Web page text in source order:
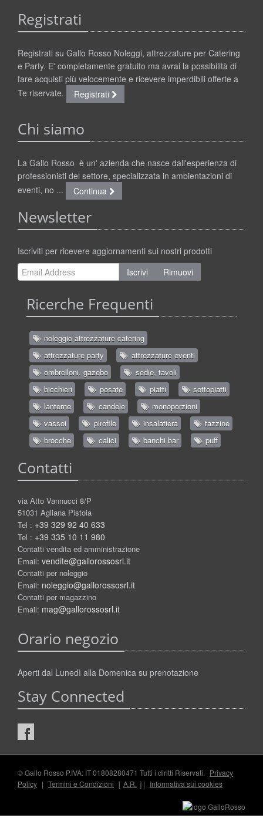
Registrati
Registrati su Gallo Rosso Noleggi, attrezzature per Catering
e Party. E' completamente gratuito ma avrai la possibilità di
fare acquisti più velocemente e ricevere imperdibili offerte a
Te riservate.
Registrati
Chi siamo
La Gallo Rosso è un' azienda che nasce dall'esperienza di
professionisti del settore, specializzata in ambientazioni di
eventi, no ...
Continua
Newsletter
Iscriviti per ricevere aggiornamenti sui nostri prodotti
Iscrivi
Rimuovi
Ricerche Frequenti
noleggio attrezzature catering
attrezzature party
attrezzature eventi
ombrelloni, gazebo
sedie, tavoli
bicchieri
posate piatti
sottopiatti
lanterne
candele
monoporzioni
vassoi
pirofile insalatiera
tazzine
brocche
calici banchi bar puff
Contatti
via Atto Vannucci 8/P
51031 Agliana Pistoia
Tel : +39 329 92 40 633
Tel : +39 335 10 11 980
Contatti vendita ed amministrazione
Email: vendite@gallorossosrl.it
Contatti per noleggio
Email: noleggio@gallorossosrl.it
Contatti per magazzino
Email: mag@gallorossosrl.it
Orario negozio
Aperti dal Lunedì alla Domenica su prenotazione
Stay Connected
© Gallo Rosso P.IVA: IT 01808280471 Tutti i diritti Riservati. Privacy
Policy | Termini e Condizioni [ A.R. ] | Informativa sui cookies